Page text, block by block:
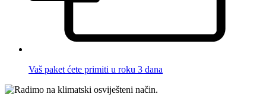
Vaš paket ćete primiti u roku 3 dana